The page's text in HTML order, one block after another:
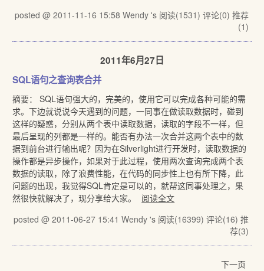
posted @ 2011-11-16 15:58 Wendy 's 阅读(1531) 评论(0) 推荐
(1)
2011年6月27日
SQL语句之查询表合并
摘要： SQL语句强大的，完美的，使用它可以完成各种可能的需
求。下边就说说今天遇到的问题，一同事在做读取数据时，碰到
这样的疑惑，分别从两个表中读取数据，读取的字段不一样，但
最后呈现的列都是一样的。能否有办法一次合并这两个表中的数
据到前台进行输出呢？因为在Silverlight进行开发时，读取数据的
操作都是异步操作，如果对于此过程，使用两次查询完成两个表
数据的读取，除了浪费性能，在代码的同步性上也有所下降，此
问题的出现，我觉得SQL肯定是可以的，就帮这同事处理之，果
然很快就解决了，现分享给大家。
阅读全文
posted @ 2011-06-27 15:41 Wendy 's 阅读(16399) 评论(16) 推
荐(3)
下一页